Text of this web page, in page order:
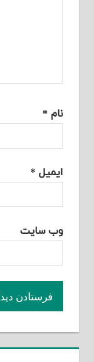
نام *
ایمیل *
وب‌ سایت